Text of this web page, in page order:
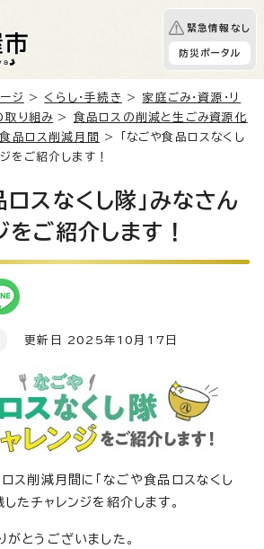
緊急情報なし
防災ポータル
ジ > くらし・手続き > 家庭ごみ・資源・リ
取り組み > 食品ロスの削減と生ごみ資源化
食品ロス削減月間
> 「なごや食品ロスなくし
をご紹介します！
ロスなくし隊」みなさん
をご紹介します！
更新日 2025年10月17日
ス削減月間に「なごや食品ロスなくし
たチャレンジを紹介します。
とうございました。